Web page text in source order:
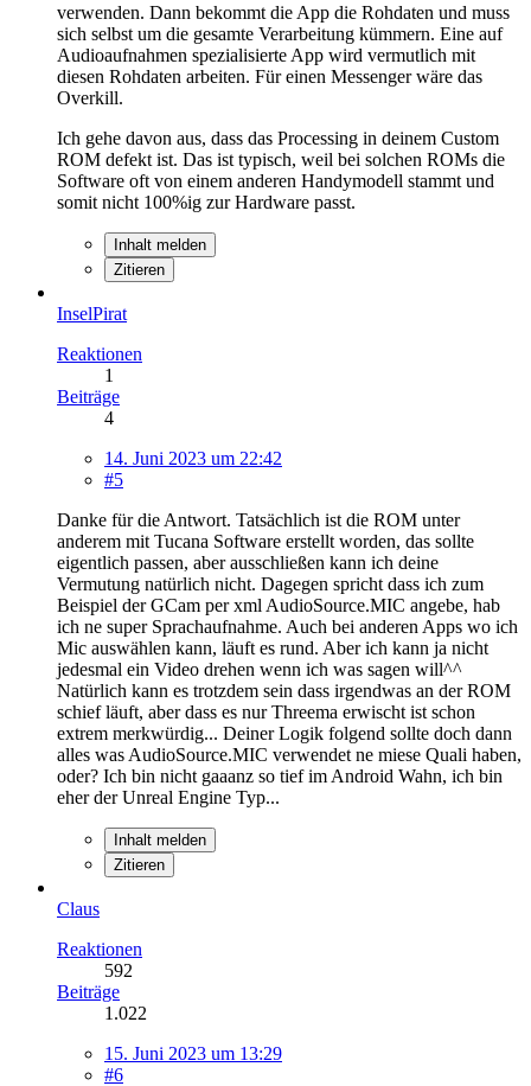
verwenden. Dann bekommt die App die Rohdaten und muss
sich selbst um die gesamte Verarbeitung kümmern. Eine auf
Audioaufnahmen spezialisierte App wird vermutlich mit
diesen Rohdaten arbeiten. Für einen Messenger wäre das
Overkill.
Ich gehe davon aus, dass das Processing in deinem Custom
ROM defekt ist. Das ist typisch, weil bei solchen ROMs die
Software oft von einem anderen Handymodell stammt und
somit nicht 100%ig zur Hardware passt.
Inhalt melden
Zitieren
InselPirat
Reaktionen
1
Beiträge
4
14. Juni 2023 um 22:42
#5
Danke für die Antwort. Tatsächlich ist die ROM unter
anderem mit Tucana Software erstellt worden, das sollte
eigentlich passen, aber ausschließen kann ich deine
Vermutung natürlich nicht. Dagegen spricht dass ich zum
Beispiel der GCam per xml AudioSource.MIC angebe, hab
ich ne super Sprachaufnahme. Auch bei anderen Apps wo ich
Mic auswählen kann, läuft es rund. Aber ich kann ja nicht
jedesmal ein Video drehen wenn ich was sagen will^^
Natürlich kann es trotzdem sein dass irgendwas an der ROM
schief läuft, aber dass es nur Threema erwischt ist schon
extrem merkwürdig... Deiner Logik folgend sollte doch dann
alles was AudioSource.MIC verwendet ne miese Quali haben,
oder? Ich bin nicht gaaanz so tief im Android Wahn, ich bin
eher der Unreal Engine Typ...
Inhalt melden
Zitieren
Claus
Reaktionen
592
Beiträge
1.022
15. Juni 2023 um 13:29
#6